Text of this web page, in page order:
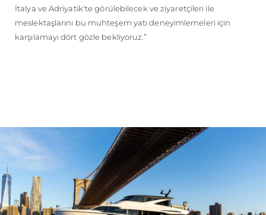
İtalya ve Adriyatik'te görülebilecek ve ziyaretçileri ile
meslektaşlarını bu muhteşem yatı deneyimlemeleri için
karşılamayı dört gözle bekliyoruz.”